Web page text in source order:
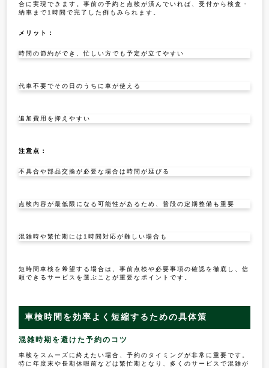
合に実現できます。事前の予約と点検が済んでいれば、受付から検査・
納車まで1時間で完了した例もみられます。
メリット：
時間の節約ができ、忙しい方でも予定が立てやすい
代車不要でその日のうちに車が使える
追加費用を抑えやすい
注意点：
不具合や部品交換が必要な場合は時間が延びる
点検内容が最低限になる可能性があるため、普段の定期整備も重要
混雑時や繁忙期には1時間対応が難しい場合も
短時間車検を希望する場合は、事前点検や必要事項の確認を徹底し、信
頼できるサービスを選ぶことが重要なポイントです。
車検時間を効率よく短縮するための具体策
混雑時期を避けた予約のコツ
車検をスムーズに終えたい場合、予約のタイミングが非常に重要です。
特に年度末や長期休暇前などは繁忙期となり、多くのサービスで混雑が